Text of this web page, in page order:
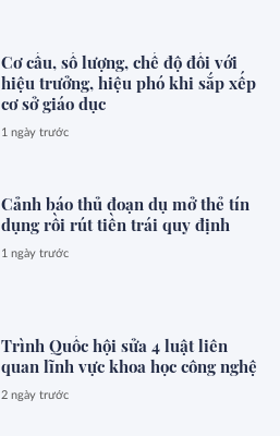
Cơ cấu, số lượng, chế độ đối với
hiệu trưởng, hiệu phó khi sắp xếp
cơ sở giáo dục
1 ngày trước
Cảnh báo thủ đoạn dụ mở thẻ tín
dụng rồi rút tiền trái quy định
1 ngày trước
Trình Quốc hội sửa 4 luật liên
quan lĩnh vực khoa học công nghệ
2 ngày trước